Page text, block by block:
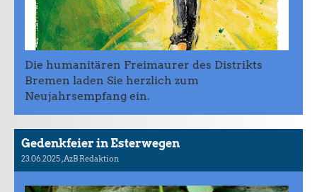
Die humanitären Freimaurer des Distrikts
Bremen laden Sie herzlich zum
Neujahrsempfang ein.
Gedenkfeier in Esterwegen
23.06.2025, AzB Redaktion